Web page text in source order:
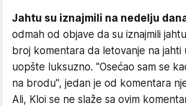
Jahtu su iznajmili na nedelju
odmah od objave da su iznajmili
broj komentara da letovanje na jahti
uopšte luksuzno. "Osećao sam se
na brodu", jedan je od komentara
Ali, Kloi se ne slaže sa ovim